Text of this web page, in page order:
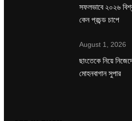
সফলভাবে ২০২৬
কেন প্রচন্ড চাপে
August 1, 2026
ছাংতেকে নিয়ে
মোহনবাগান সুপার